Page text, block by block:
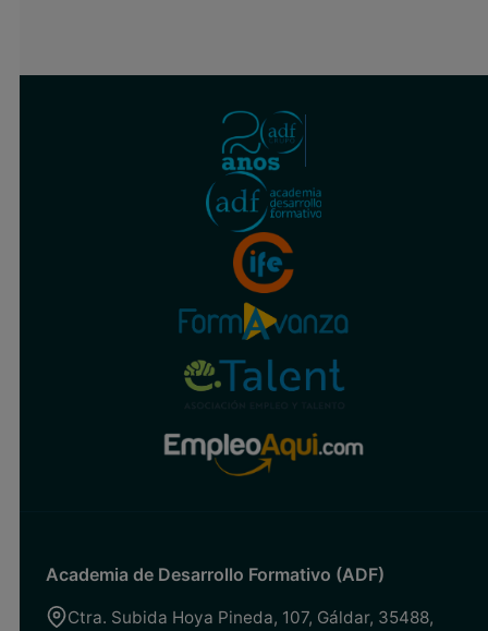
Academia de Desarrollo Formativo (ADF)
Ctra. Subida Hoya Pineda, 107, Gáldar, 35488,